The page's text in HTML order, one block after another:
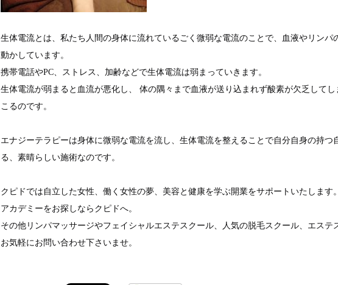
生体電流とは、私たち人間の身体に流れているごく微弱な電流のことで、血液やリン
動かしています。
携帯電話やPC、ストレス、加齢などで生体電流は弱まっていきます。
生体電流が弱まると血流が悪化し、 体の隅々まで血液が送り込まれず酸素が欠乏して
こるのです。
エナジーテラピーは身体に微弱な電流を流し、生体電流を整えることで自分自身の持
る、素晴らしい施術なのです。
クピドでは自立した女性、働く女性の夢、美容と健康を学ぶ開業をサポートいたします
アカデミーをお探しならクピドへ。
その他リンパマッサージやフェイシャルエステスクール、人気の脱毛スクール、エス
お気軽にお問い合わせ下さいませ。